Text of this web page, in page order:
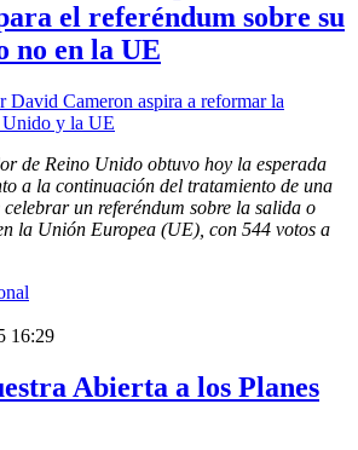
el referéndum sobre su
no en la UE
de Reino Unido obtuvo hoy la esperada
a la continuación del tratamiento de una
celebrar un referéndum sobre la salida o
la Unión Europea (UE), con 544 votos a
16:29
Abierta a los Planes